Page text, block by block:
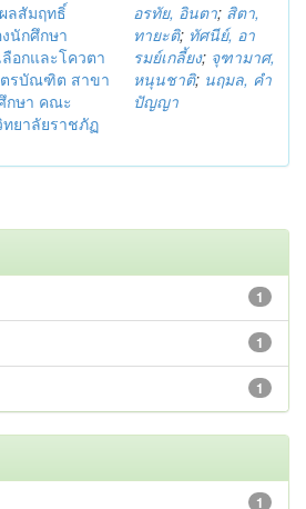
ลสัมฤทธิ์
นักศึกษา
อกและโควตา
รบัณฑิต สาขา
กษา คณะ
ยาลัยราชภัฏ
อรทัย, อินตา; สิตา,
ทายะติ; ทัศนีย์, อา
รมย์เกลี้ยง; จุฑามาศ,
หนุนชาติ; นฤมล, คำ
ปัญญา
1
1
1
1